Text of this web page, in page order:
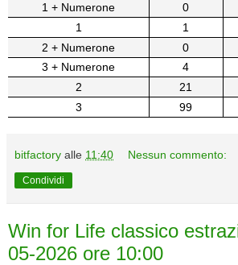
1 + Numerone
0
1
1
2 + Numerone
0
3 + Numerone
4
2
21
3
99
bitfactory alle 11:40 Nessun commento:
Condividi
Win for Life classico
05-2026 ore 10:00